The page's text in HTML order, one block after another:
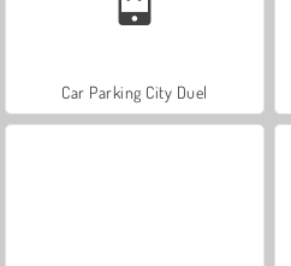
Car Parking City Duel